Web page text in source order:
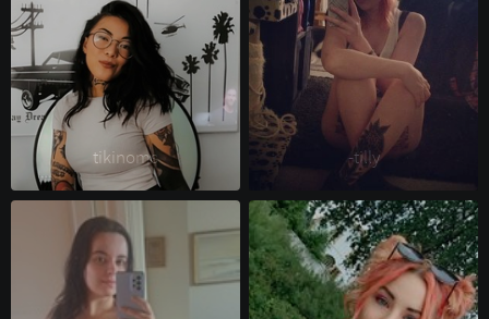
tikinoms -tilly